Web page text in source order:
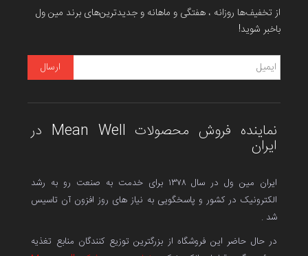
از تخفیف‌ها روزانه ، هفتگی و ماهانه و جدیدترین‌های برند مین ول
باخبر شوید!
نماینده فروش محصولات Mean Well در
ایران
ایران مین ول در سال ۱۳۷۸ برای خدمت به صنعت رو به رشد
الکترونیک در کشور و پاسخگویی به نیاز های روز افزون آن تاسیس
شد .
در حال حاضر این فروشگاه از بزرگترین توزیع کنندگان منابع تغذیه